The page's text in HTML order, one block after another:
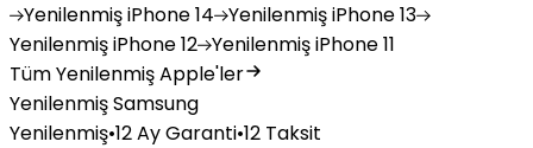
YenilenmişiPhone 14 YenilenmişiPhone 13
YenilenmişiPhone 12 YenilenmişiPhone 11
Tüm Yenilenmiş Apple'ler
Yenilenmiş Samsung
Yenilenmiş•12 Ay Garanti•12 Taksit